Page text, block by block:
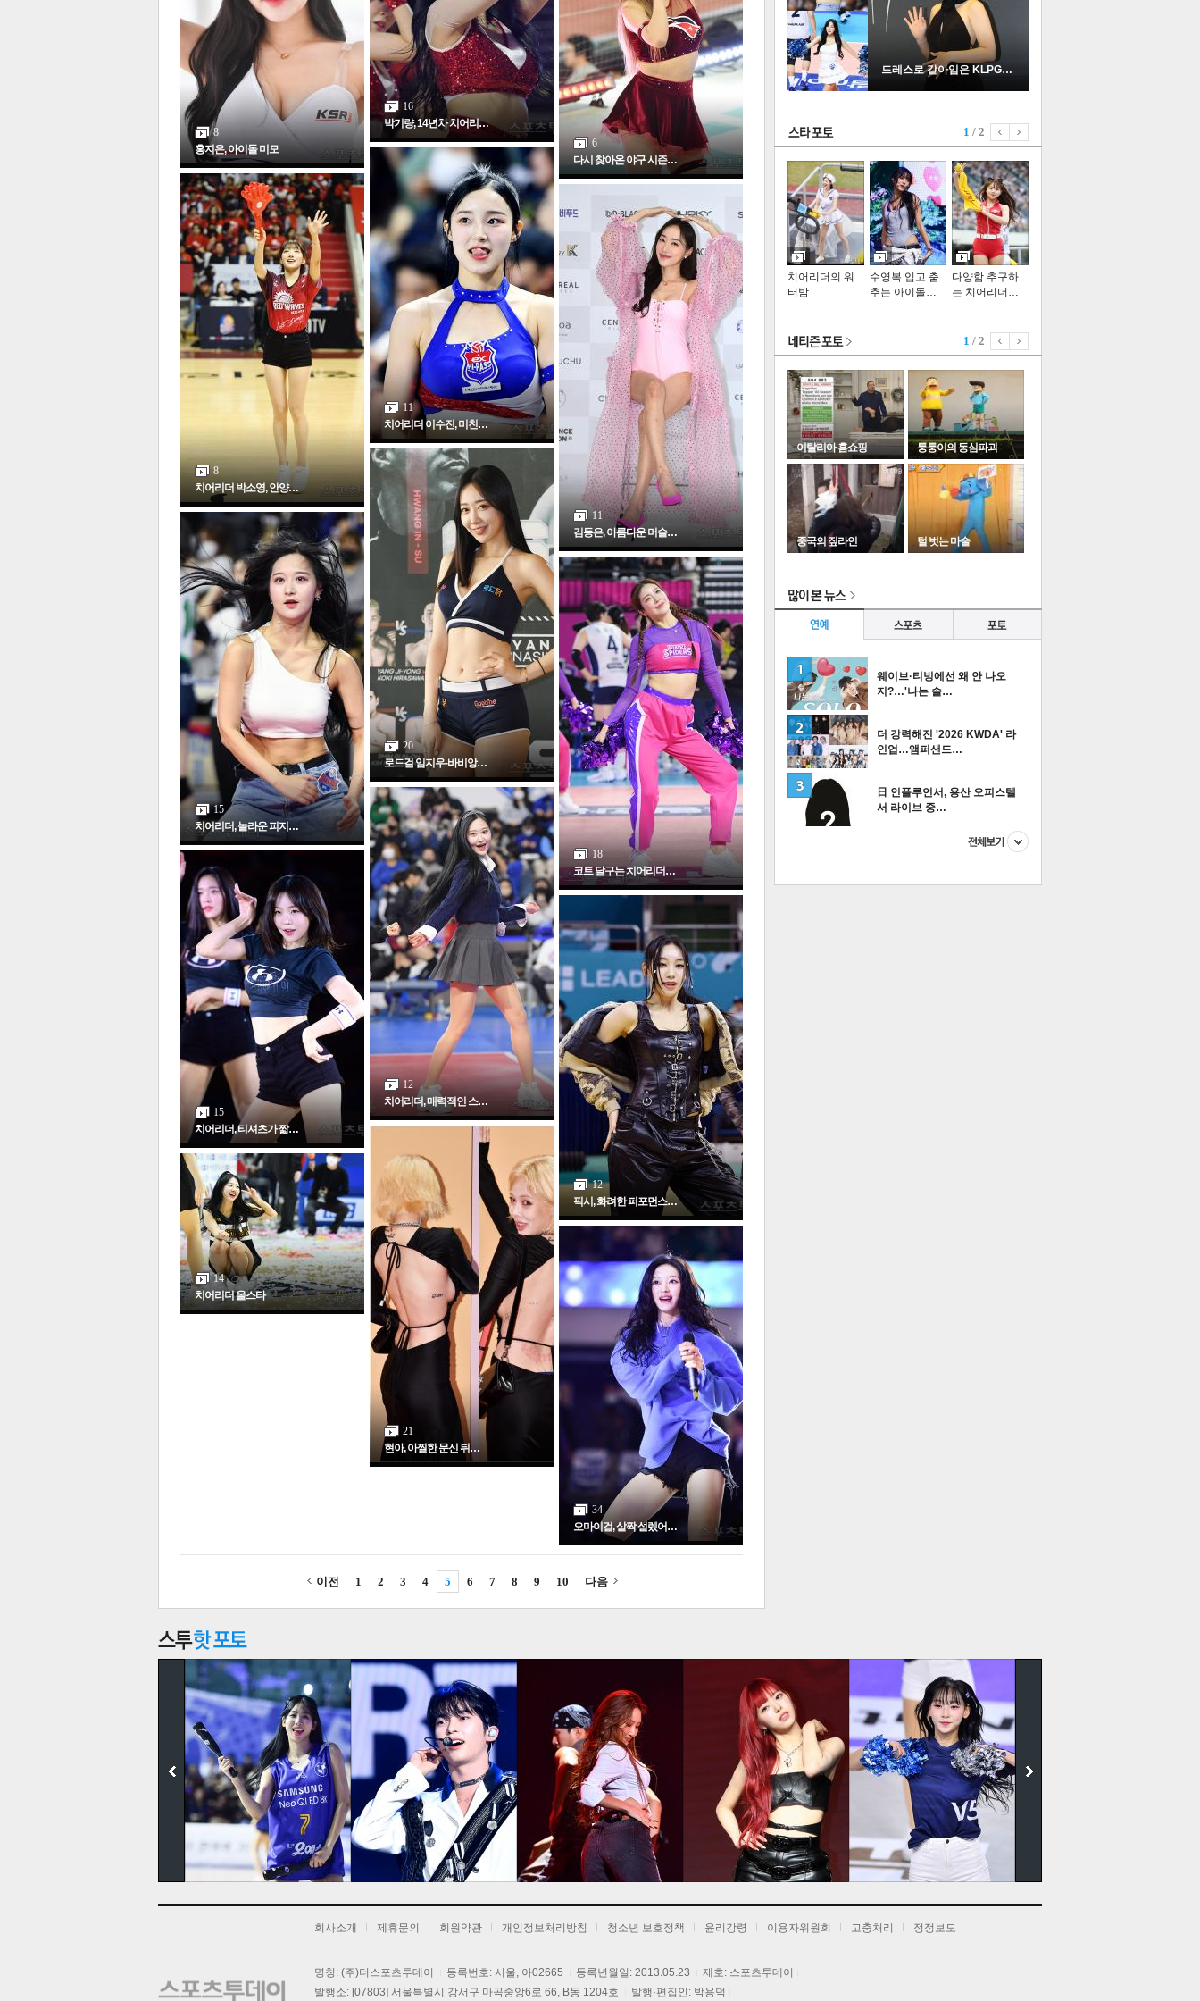
로그
인
즐겨찾기
많이 본 뉴스 최신 뉴스 스포츠 라이프 포토
만화
FOCUS
포토갤러리
8
홍지은, 아이돌 미모
8
치어리더 박소영, 안양…
15
치어리더, 놀라운 피지…
15
치어리더, 티셔츠가 짧…
14
치어리더 올스타
16
박기량, 14년차 치어리…
11
치어리더 이수진, 미친…
20
로드걸 임지우-바비앙…
12
치어리더, 매력적인 스…
21
현아, 아찔한 문신 뒤…
6
다시 찾아온 야구 시즌…
11
김동은, 아름다운 머슬…
18
코트 달구는 치어리더…
12
픽시, 화려한 퍼포먼스…
34
오마이걸, 살짝 설렜어…
이전 1 2 3 4 5 6 7 8 9 10 다음
인기포토
드레스로 갈아입은 KLPGA …
1 / 2
치어리더의 워
터밤
수영복 입고 춤
추는 아이돌…
다양함 추구하
는 치어리더…
네티즌 포토
1 / 2
이탈리아 홈쇼핑 퉁퉁이의 동심파괴
중국의 짚라인 털 벗는 마술
웨이브·티빙에선 왜 안 나오
지?…'나는 솔…
더 강력해진 '2026 KWDA' 라
인업…앰퍼샌드…
日 인플루언서, 용산 오피스텔
서 라이브 중…
회사소개 제휴문의 회원약관 개인정보처리방침 청소년 보호정책 윤리강령 이용자위원회 고충처리 정정보도
명칭: (주)더스포츠투데이 등록번호: 서울, 아02665 등록년월일: 2013.05.23
제호: 스포츠투데이
발행소: [07803] 서울특별시 강서구 마곡중앙6로 66, B동 1204호
발행·편집인: 박용덕